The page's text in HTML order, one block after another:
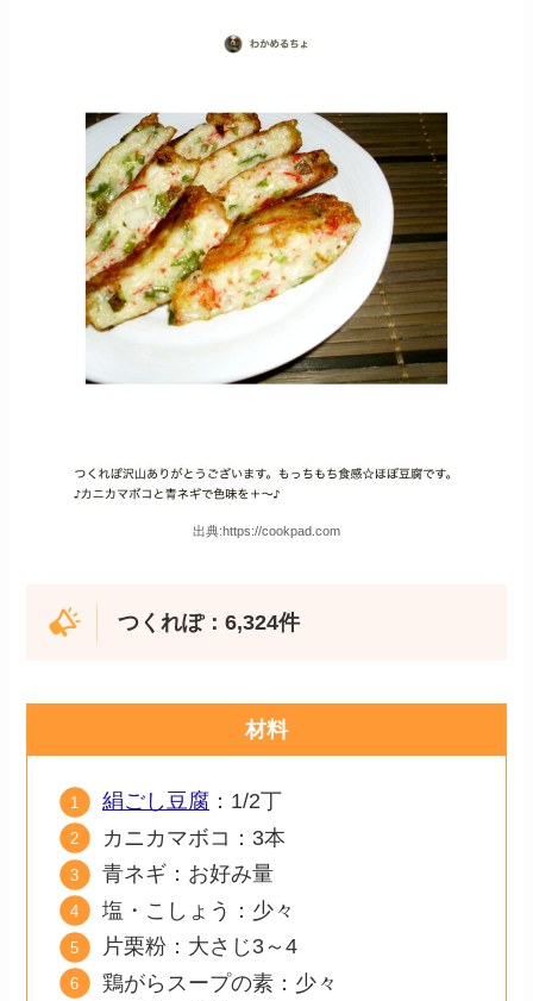
出典:https://cookpad.com
つくれぽ：6,324件
材料
絹ごし豆腐 ：1/2丁
カニカマボコ：3本
青ネギ：お好み量
塩・こしょう：少々
片栗粉：大さじ3～4
鶏がらスープの素：少々